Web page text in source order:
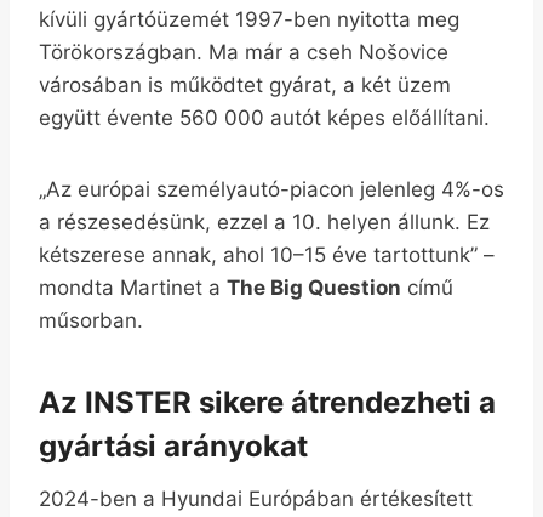
kívüli gyártóüzemét 1997-ben nyitotta meg
Törökországban. Ma már a cseh Nošovice
városában is működtet gyárat, a két üzem
együtt évente 560 000 autót képes előállítani.
„Az európai személyautó-piacon jelenleg 4%-os
a részesedésünk, ezzel a 10. helyen állunk. Ez
kétszerese annak, ahol 10–15 éve tartottunk” –
mondta Martinet a The Big Question című
műsorban.
Az INSTER sikere átrendezheti a
gyártási arányokat
2024-ben a Hyundai Európában értékesített